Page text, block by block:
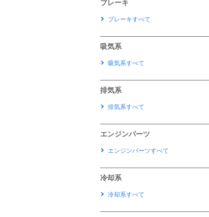
ブレーキ
ブレーキすべて
吸気系
吸気系すべて
排気系
排気系すべて
エンジンパーツ
エンジンパーツすべて
冷却系
冷却系すべて